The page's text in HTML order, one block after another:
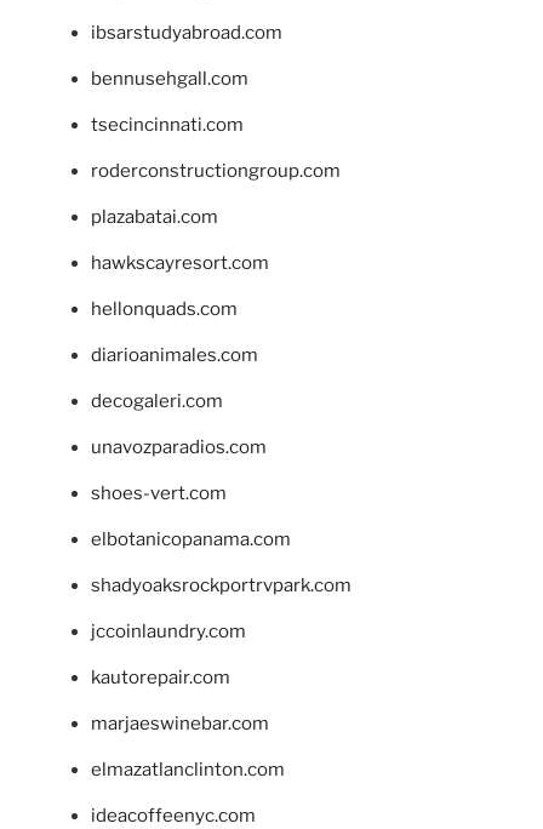
ibsarstudyabroad.com
bennusehgall.com
tsecincinnati.com
roderconstructiongroup.com
plazabatai.com
hawkscayresort.com
hellonquads.com
diarioanimales.com
decogaleri.com
unavozparadios.com
shoes-vert.com
elbotanicopanama.com
shadyoaksrockportrvpark.com
jccoinlaundry.com
kautorepair.com
marjaeswinebar.com
elmazatlanclinton.com
ideacoffeenyc.com